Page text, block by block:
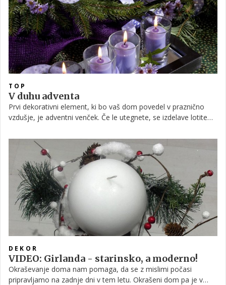
TOP
V duhu adventa
Prvi dekorativni element, ki bo vaš dom povedel v praznično
vzdušje, je adventni venček. Če le utegnete, se izdelave lotite
DEKOR
VIDEO: Girlanda - starinsko, a moderno!
Okraševanje doma nam pomaga, da se z mislimi počasi
pripravljamo na zadnje dni v tem letu. Okrašeni dom pa je v